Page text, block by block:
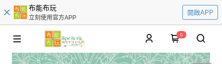
布能布玩
立刻使用官方APP
開啟APP
0